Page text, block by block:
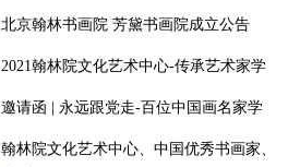
北京翰林书画院 芳黛书画院成立公告
2021翰林院文化艺术中心-传承艺术家学
邀请函 | 永远跟党走-百位中国画名家学
翰林院文化艺术中心、中国优秀书画家、